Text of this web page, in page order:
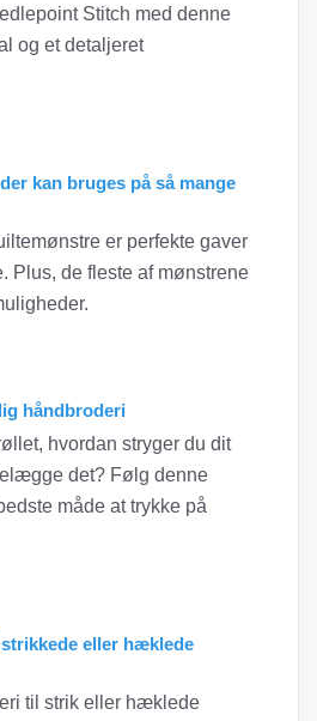
Stitch med denne
og et detaljeret
kan bruges på så mange
er perfekte gaver
Plus, de fleste af mønstrene
håndbroderi
hvordan stryger du dit
det? Følg denne
måde at trykke på
eller hæklede
til strik eller hæklede